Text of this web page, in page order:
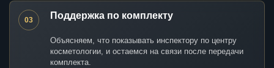
03 Поддержка по комплекту
Объясняем, что показывать инспектору по центру
косметологии, и остаемся на связи после передачи
комплекта.